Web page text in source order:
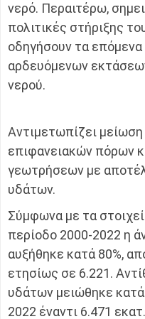
νερό. Περαιτέρω,
πολιτικές στήριξης
οδηγήσουν τα
αρδευόμενων
νερού.
Αντιμετωπίζει
επιφανειακών πόρων
γεωτρήσεων με
υδάτων.
Σύμφωνα με τα
περίοδο 2000-2022 η
αυξήθηκε κατά 80%,
ετησίως σε 6.221.
υδάτων μειώθηκε
2022 έναντι 6.471